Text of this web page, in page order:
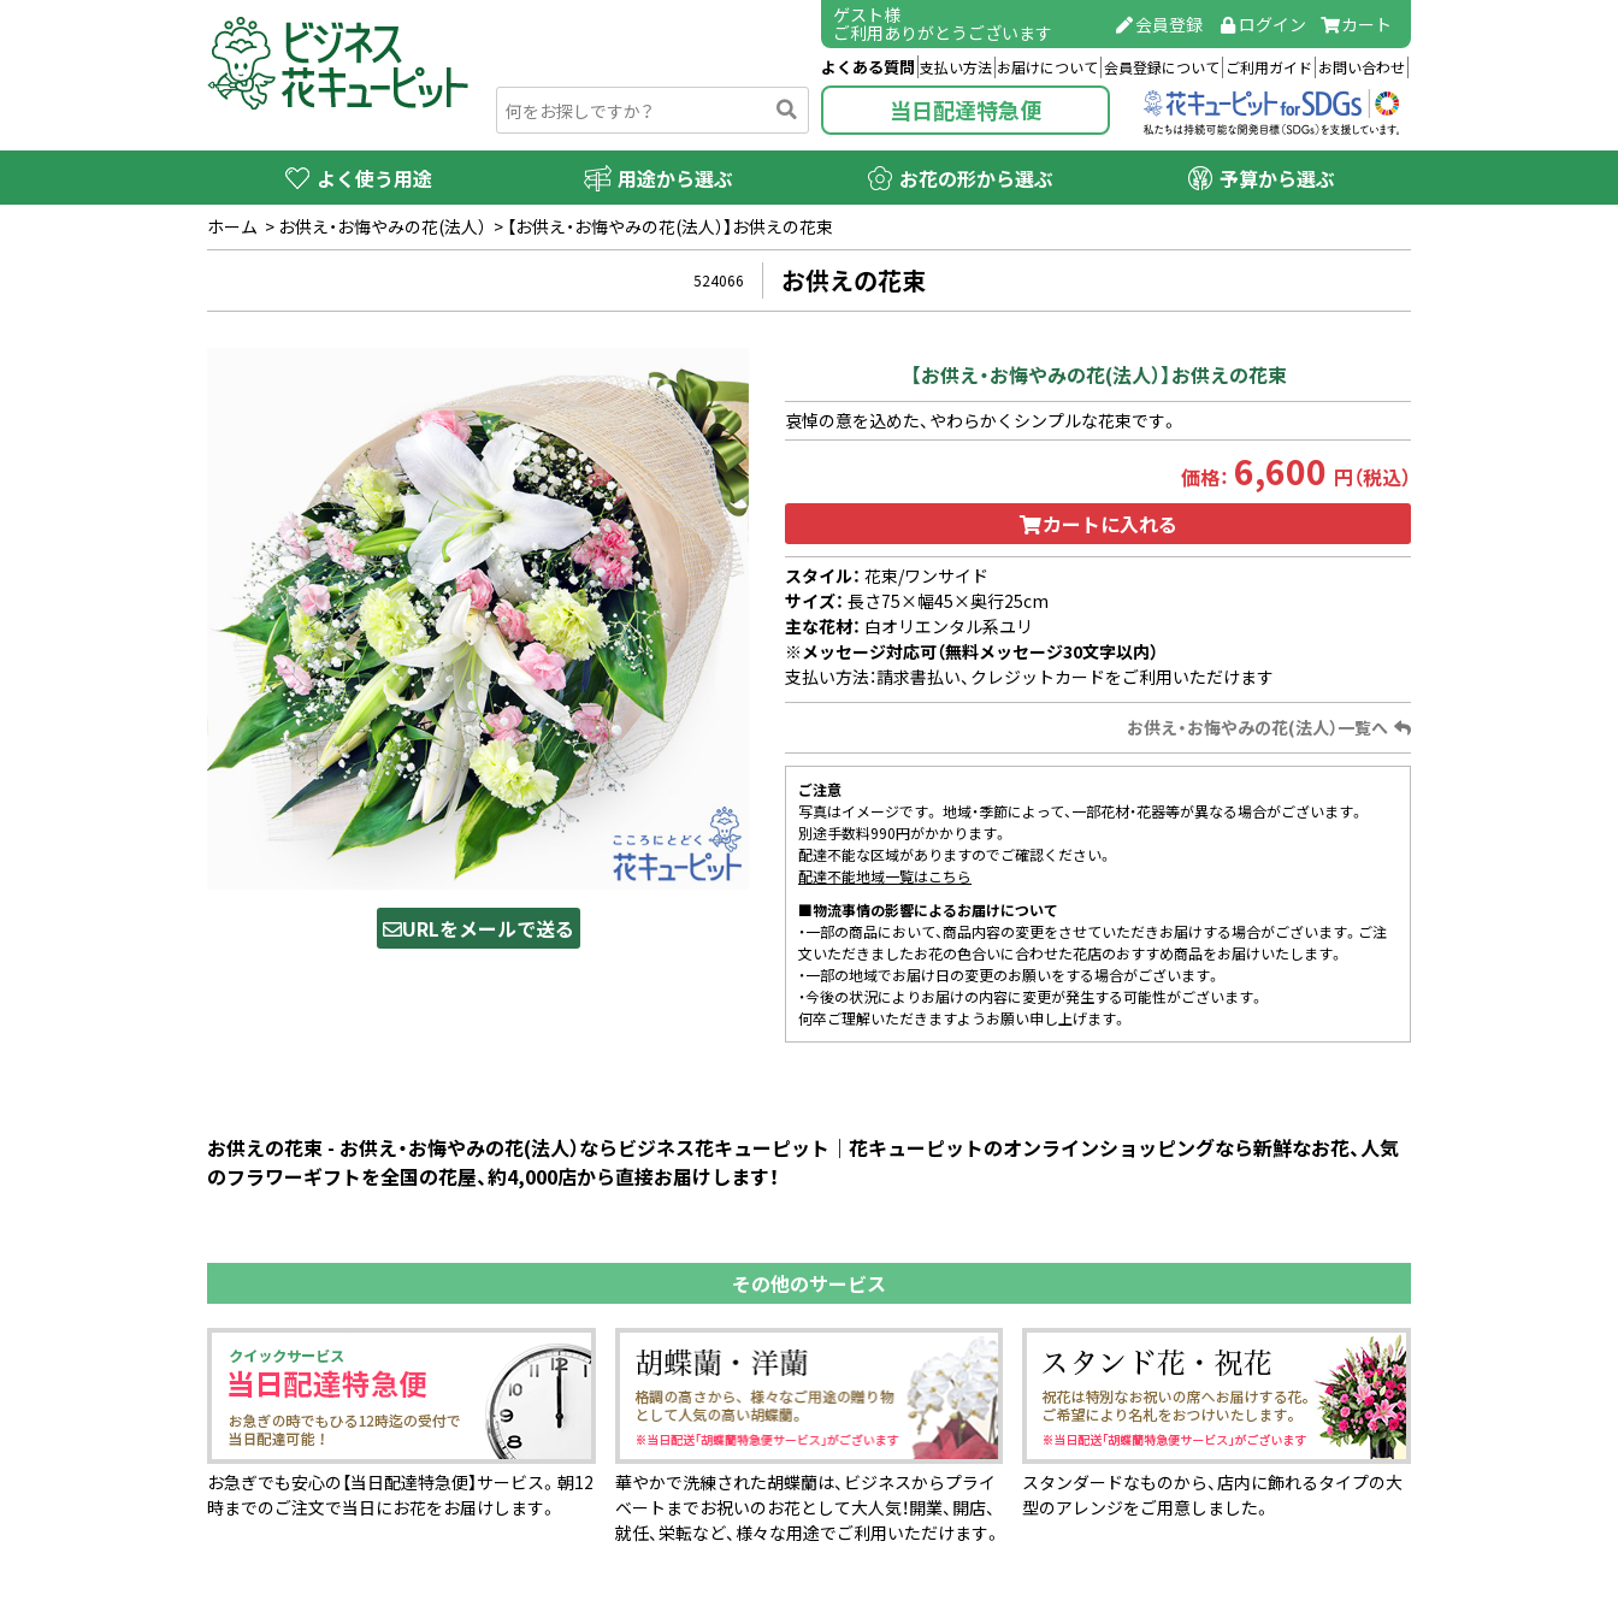
ゲスト様
ご利用ありがとうございます 会員登録 ログイン カート
よくある質問 支払い方法 お届けについて 会員登録について ご利用ガイド お問い合わせ
当日配達特急便
よく使う用途 用途から選ぶ お花の形から選ぶ 予算から選ぶ
ホーム > お供え・お悔やみの花(法人） > 【お供え・お悔やみの花(法人）】お供えの花束
524066 お供えの花束
URLをメールで送る
【お供え・お悔やみの花(法人）】お供えの花束
哀悼の意を込めた、やわらかくシンプルな花束です。
価格： 6,600 円（税込）
カートに入れる
スタイル： 花束/ワンサイド
サイズ： 長さ75×幅45×奥行25cm
主な花材： 白オリエンタル系ユリ
※メッセージ対応可（無料メッセージ30文字以内）
支払い方法：請求書払い、クレジットカードをご利用いただけます
お供え・お悔やみの花(法人）一覧へ
ご注意
写真はイメージです。 地域・季節によって、一部花材・花器等が異なる場合がございます。
別途手数料990円がかかります。
配達不能な区域がありますのでご確認ください。
配達不能地域一覧はこちら
■物流事情の影響によるお届けについて
・一部の商品において、商品内容の変更をさせていただきお届けする場合がございます。ご注
文いただきましたお花の色合いに合わせた花店のおすすめ商品をお届けいたします。
・一部の地域でお届け日の変更のお願いをする場合がございます。
・今後の状況によりお届けの内容に変更が発生する可能性がございます。
何卒ご理解いただきますようお願い申し上げます。
お供えの花束 - お供え・お悔やみの花(法人）ならビジネス花キューピット｜花キューピットのオンラインショッピングなら新鮮なお花、人気
のフラワーギフトを全国の花屋、約4,000店から直接お届けします！
その他のサービス
お急ぎでも安心の【当日配達特急便】サービス。朝12
時までのご注文で当日にお花をお届けします。
華やかで洗練された胡蝶蘭は、ビジネスからプライ
ベートまでお祝いのお花として大人気！開業、開店、
就任、栄転など、様々な用途でご利用いただけます。
スタンダードなものから、店内に飾れるタイプの大
型のアレンジをご用意しました。